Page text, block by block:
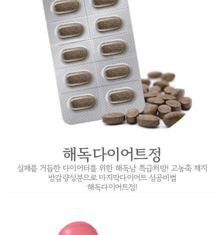
해독다이어트정
실패를 거듭한 다이어터를 위한 해독남 특급처방! 고농축 체지
방감량성분으로 마지막다이어트 성공비법
해독다이어트정!